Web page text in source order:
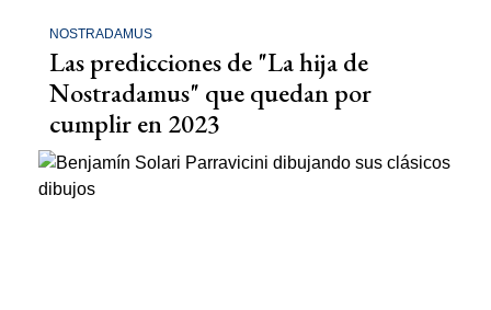
NOSTRADAMUS
Las predicciones de "La hija de
Nostradamus" que quedan por
cumplir en 2023